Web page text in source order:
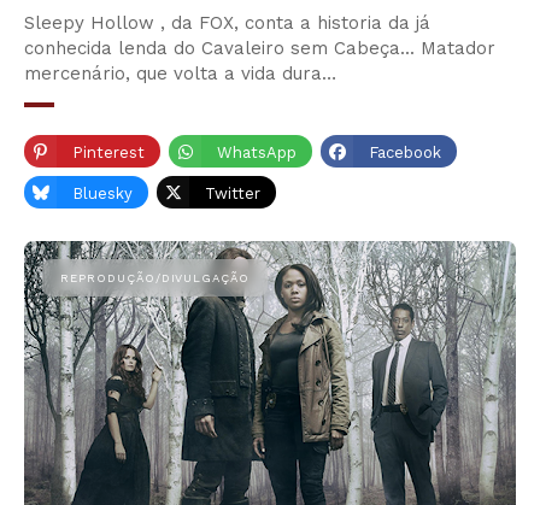
Sleepy Hollow , da FOX, conta a historia da já
conhecida lenda do Cavaleiro sem Cabeça... Matador
mercenário, que volta a vida dura…
Pinterest WhatsApp Facebook
Bluesky Twitter